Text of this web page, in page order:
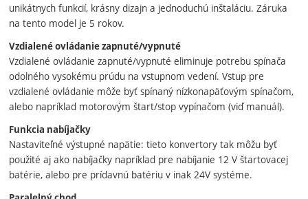
unikátnych funkcií, krásny dizajn a jednoduchú inštaláciu. Záruka
na tento model je 5 rokov.
Vzdialené ovládanie zapnuté/vypnuté
Vzdialené ovládanie zapnuté/vypnuté eliminuje potrebu spínača
odolného vysokému prúdu na vstupnom vedení. Vstup pre
vzdialené ovládanie môže byť spínaný nízkonapäťovým spínačom,
alebo napríklad motorovým štart/stop vypínačom (viď manuál).
Funkcia nabíjačky
Nastaviteľné výstupné napätie: tieto konvertory tak môžu byť
použité aj ako nabíjačky napríklad pre nabíjanie 12 V štartovacej
batérie, alebo pre prídavnú batériu v inak 24V systéme.